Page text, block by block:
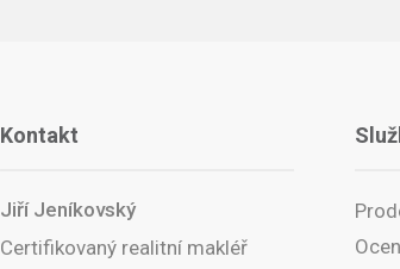
Kontakt
Jiří Jeníkovský
Certifikovaný realitní makléř